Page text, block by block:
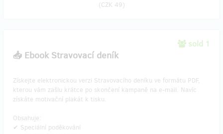
(CZK 49)
sold 1
📥 Ebook Stravovací deník
Získejte elektronickou verzi Stravovacího deníku ve formátu PDF,
kterou vám zašlu krátce po skončení kampaně na e-mail. Navíc
získáte motivační plakát k tisku.
Obsahuje:
✔ Speciální poděkování